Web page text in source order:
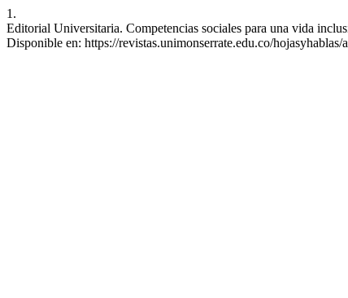
1.
Editorial Universitaria. Competencias sociales para una vida
Disponible en: https://revistas.unimonserrate.edu.co/